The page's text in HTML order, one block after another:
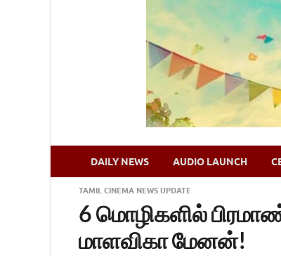
DAILY NEWS AUDIO LAUNCH
TAMIL CINEMA NEWS UPDATE
6 மொழிகளில்
மாளவிகா மேனன்!